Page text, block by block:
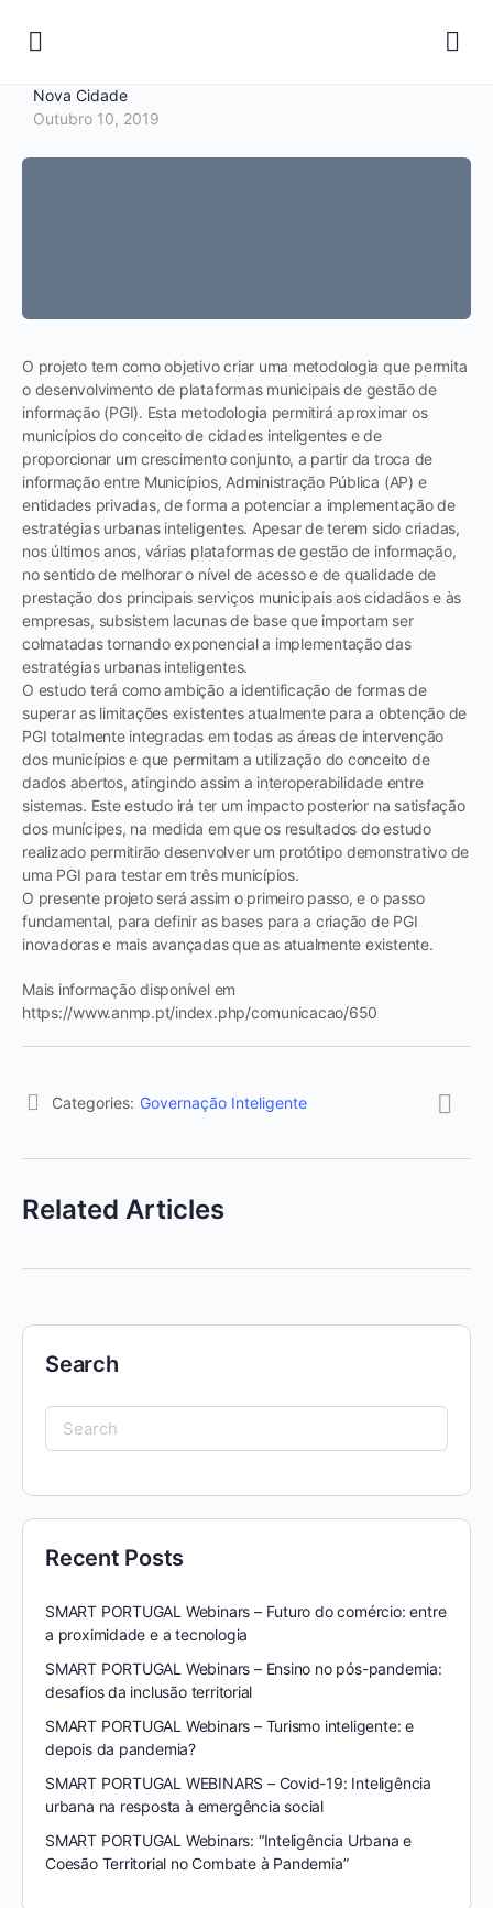
Nova Cidade
Outubro 10, 2019
O projeto tem como objetivo criar uma metodologia que permita
o desenvolvimento de plataformas municipais de gestão de
informação (PGI). Esta metodologia permitirá aproximar os
municípios do conceito de cidades inteligentes e de
proporcionar um crescimento conjunto, a partir da troca de
informação entre Municípios, Administração Pública (AP) e
entidades privadas, de forma a potenciar a implementação de
estratégias urbanas inteligentes. Apesar de terem sido criadas,
nos últimos anos, várias plataformas de gestão de informação,
no sentido de melhorar o nível de acesso e de qualidade de
prestação dos principais serviços municipais aos cidadãos e às
empresas, subsistem lacunas de base que importam ser
colmatadas tornando exponencial a implementação das
estratégias urbanas inteligentes.
O estudo terá como ambição a identificação de formas de
superar as limitações existentes atualmente para a obtenção de
PGI totalmente integradas em todas as áreas de intervenção
dos municípios e que permitam a utilização do conceito de
dados abertos, atingindo assim a interoperabilidade entre
sistemas. Este estudo irá ter um impacto posterior na satisfação
dos munícipes, na medida em que os resultados do estudo
realizado permitirão desenvolver um protótipo demonstrativo de
uma PGI para testar em três municípios.
O presente projeto será assim o primeiro passo, e o passo
fundamental, para definir as bases para a criação de PGI
inovadoras e mais avançadas que as atualmente existente.
Mais informação disponível em
https://www.anmp.pt/index.php/comunicacao/650
Categories: Governação Inteligente
Related Articles
Search
Search
for:
Recent Posts
SMART PORTUGAL Webinars – Futuro do comércio: entre
a proximidade e a tecnologia
SMART PORTUGAL Webinars – Ensino no pós-pandemia:
desafios da inclusão territorial
SMART PORTUGAL Webinars – Turismo inteligente: e
depois da pandemia?
SMART PORTUGAL WEBINARS – Covid-19: Inteligência
urbana na resposta à emergência social
SMART PORTUGAL Webinars: “Inteligência Urbana e
Coesão Territorial no Combate à Pandemia”